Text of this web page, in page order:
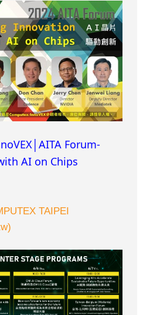
AITA Forum-
AI on Chips
TAIPEI